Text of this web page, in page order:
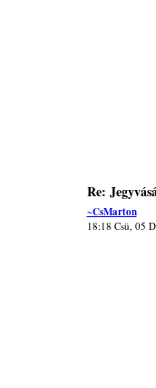
Re:
~CsMarton
18:18 Csü, 05